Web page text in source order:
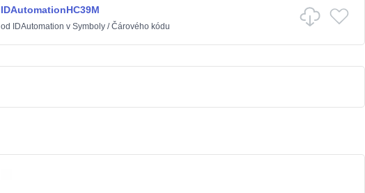
IDAutomationHC39M
od IDAutomation v Symboly/Čárového kódu